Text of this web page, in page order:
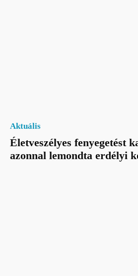
Aktuális
Életveszélyes fenyegetést
azonnal lemondta erdélyi